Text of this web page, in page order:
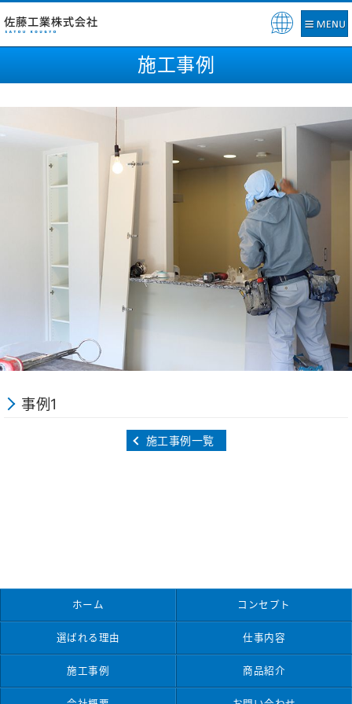
施工事例
事例1
施工事例一覧
ホーム コンセプト
選ばれる理由 仕事内容
施工事例 商品紹介